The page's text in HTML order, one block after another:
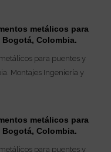
metálicos para
Colombia.
metálicos para
Colombia.